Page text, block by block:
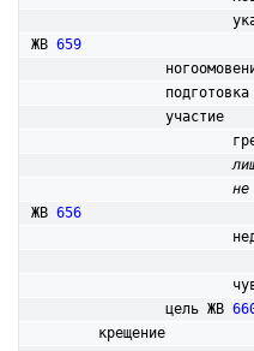
ЖВ 659
не
ЖВ 656
		цель ЖВ